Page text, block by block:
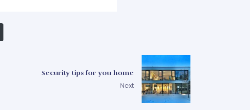
Security tips for you home
Next